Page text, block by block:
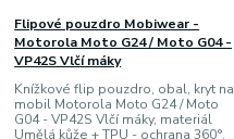
Flipové pouzdro Mobiwear -
Motorola Moto G24 / Moto G04 -
VP42S Vlčí máky
Knížkové flip pouzdro, obal, kryt na
mobil Motorola Moto G24 / Moto
G04 - VP42S Vlčí máky, materiál
Umělá kůže + TPU - ochrana 360°,